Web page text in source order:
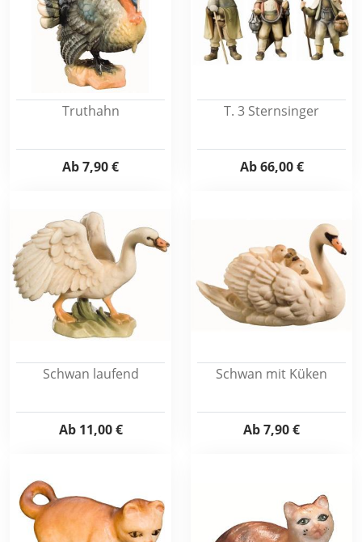
Truthahn
Ab7,90 €
T. 3 Sternsinger
Ab66,00 €
Schwan laufend
Ab11,00 €
Schwan mit Küken
Ab7,90 €